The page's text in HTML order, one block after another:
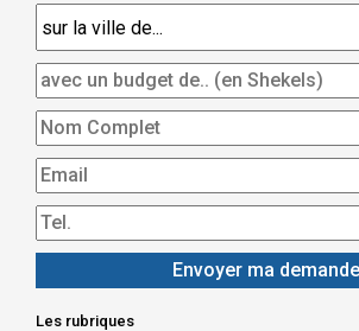
Les rubriques